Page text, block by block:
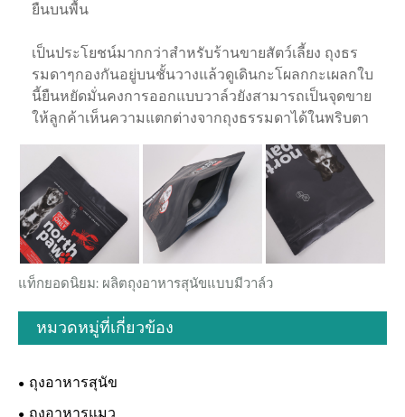
ยืนบนพื้น
เป็นประโยชน์มากกว่าสำหรับร้านขายสัตว์เลี้ยง ถุงธร
รมดาๆกองกันอยู่บนชั้นวางแล้วดูเดินกะโผลกกะเผลกใบ
นี้ยืนหยัดมั่นคงการออกแบบวาล์วยังสามารถเป็นจุดขาย
ให้ลูกค้าเห็นความแตกต่างจากถุงธรรมดาได้ในพริบตา
แท็กยอดนิยม: ผลิตถุงอาหารสุนัขแบบมีวาล์ว
หมวดหมู่ที่เกี่ยวข้อง
ถุงอาหารสุนัข
ถุงอาหารแมว